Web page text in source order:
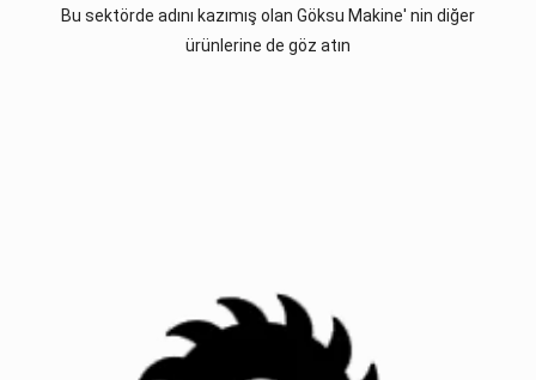
Bu sektörde adını kazımış olan Göksu Makine' nin diğer
ürünlerine de göz atın